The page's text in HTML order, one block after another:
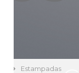
Estampadas